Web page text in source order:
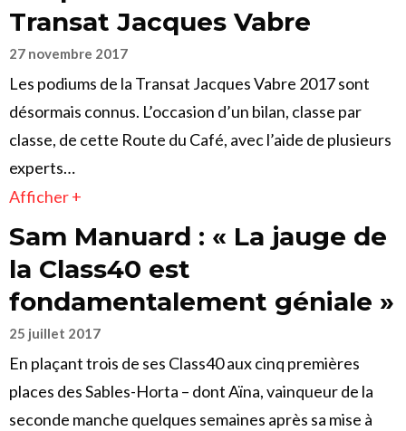
Transat Jacques Vabre
27 novembre 2017
Les podiums de la Transat Jacques Vabre 2017 sont
désormais connus. L’occasion d’un bilan, classe par
classe, de cette Route du Café, avec l’aide de plusieurs
experts…
Afficher +
Sam Manuard : « La jauge de
la Class40 est
fondamentalement géniale »
25 juillet 2017
En plaçant trois de ses Class40 aux cinq premières
places des Sables-Horta – dont Aïna, vainqueur de la
seconde manche quelques semaines après sa mise à